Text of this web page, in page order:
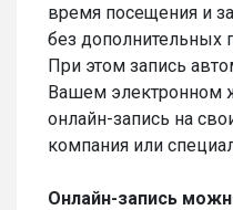
время посещения и
без дополнительных
При этом запись
Вашем электронном
онлайн-запись на
компания или
Онлайн-запись